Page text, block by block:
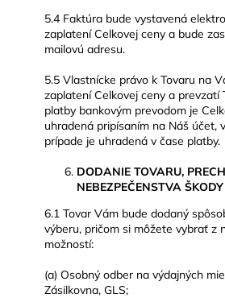
5.4 Faktúra bude vystavená
zaplatení Celkovej ceny a bude
mailovú adresu.
5.5 Vlastnícke právo k Tovaru na
zaplatení Celkovej ceny a prevzatí
platby bankovým prevodom je
uhradená pripísaním na Náš účet,
prípade je uhradená v čase platby.
DODANIE TOVARU,
NEBEZPEČENSTVA
6.1 Tovar Vám bude dodaný
výberu, pričom si môžete vybrať z
možností:
(a) Osobný odber na výdajných
Zásilkovna, GLS;